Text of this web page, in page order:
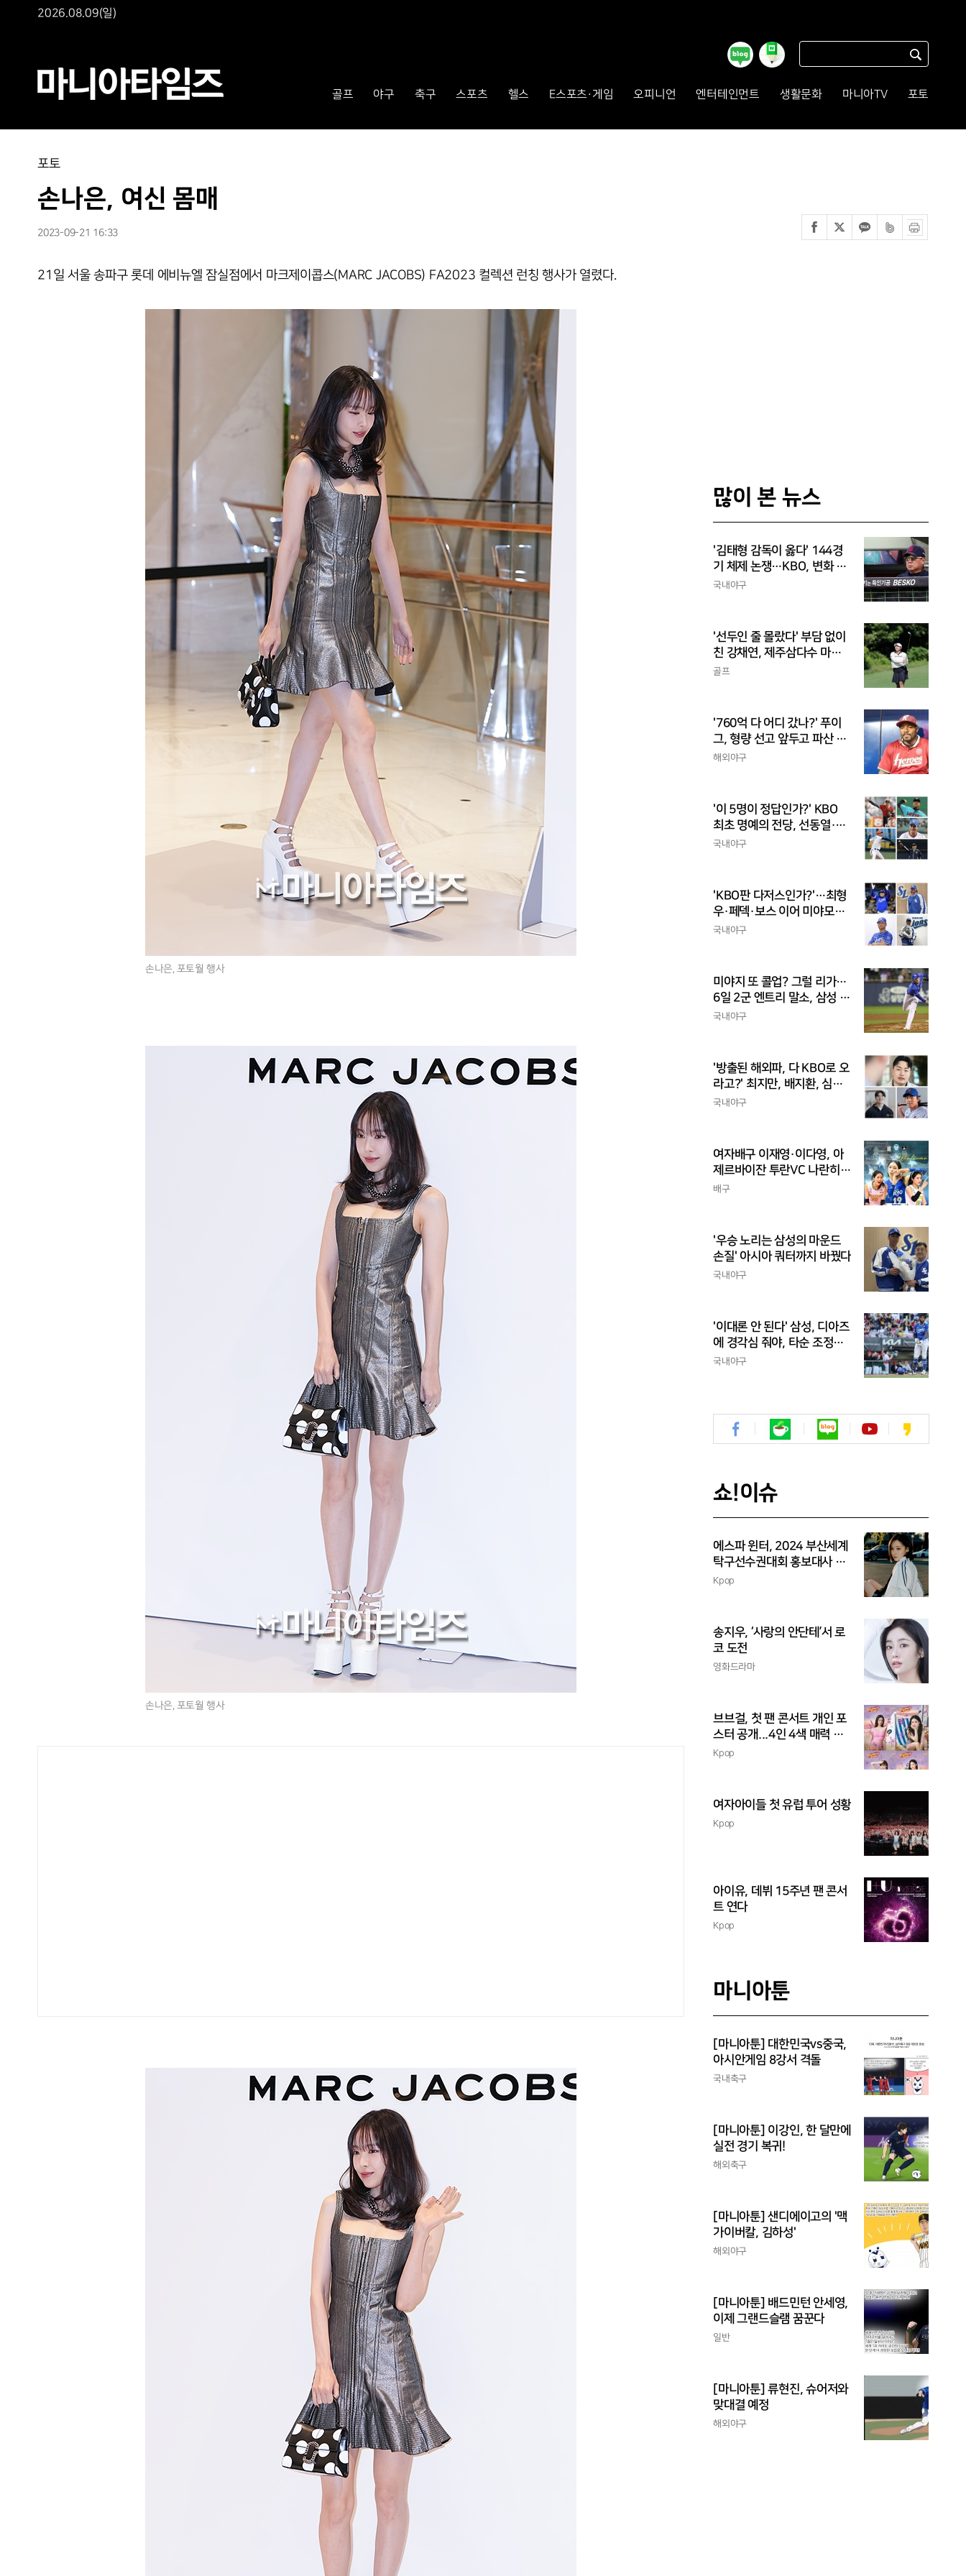
2026.08.09(일)
골프 야구 축구 스포츠 헬스 E스포츠·게임 오피니언 엔터테인먼트 생활문화 마니아TV 포토
포토
손나은, 여신 몸매
2023-09-21 16:33
21일 서울 송파구 롯데 에비뉴엘 잠실점에서 마크제이콥스(MARC JACOBS) FA2023 컬렉션 런칭 행사가 열렸다.
손나은, 포토월 행사
손나은, 포토월 행사
많이 본 뉴스
'김태형 감독이 옳다' 144경
기 체제 논쟁…KBO, 변화 고
민해야, 환경에 맞는 경기 수
국내야구
'선두인 줄 몰랐다' 부담 없이
친 강채연, 제주삼다수 마스
터스 2R 단독 선두
골프
'760억 다 어디 갔나?' 푸이
그, 형량 선고 앞두고 파산 신
청
해외야구
'이 5명이 정답인가?' KBO
최초 명예의 전당, 선동열·최
동원·이승엽·송진우·김응용
국내야구
'KBO판 다저스인가?'…최형
우·페덱·보스 이어 미야모리
까지, 삼성의 '스펙 만렙' 승부
국내야구
미야지 또 콜업? 그럴 리가…
6일 2군 엔트리 말소, 삼성 새
아시아쿼터 찾았나
국내야구
'방출된 해외파, 다 KBO로 오
라고?' 최지만, 배지환, 심준
석의 엇갈린 거취와 현실
국내야구
여자배구 이재영·이다영, 아
제르바이잔 투란VC 나란히
입단
배구
'우승 노리는 삼성의 마운드
손질' 아시아 쿼터까지 바꿨다
국내야구
'이대론 안 된다' 삼성, 디아즈
에 경각심 줘야, 타순 조정으
론 해결 안 돼...벤치 대기 등
국내야구
쇼!이슈
에스파 윈터, 2024 부산세계
탁구선수권대회 홍보대사 위
촉
Kpop
송지우, ‘사랑의 안단테’서 로
코 도전
영화드라마
브브걸, 첫 팬 콘서트 개인 포
스터 공개...4인 4색 매력 발
산
Kpop
여자아이들 첫 유럽 투어 성황
Kpop
아이유, 데뷔 15주년 팬 콘서
트 연다
Kpop
마니아툰
[마니아툰] 대한민국vs중국,
아시안게임 8강서 격돌
국내축구
[마니아툰] 이강인, 한 달만에
실전 경기 복귀!
해외축구
[마니아툰] 샌디에이고의 '맥
가이버칼, 김하성'
해외야구
[마니아툰] 배드민턴 안세영,
이제 그랜드슬램 꿈꾼다
일반
[마니아툰] 류현진, 슈어저와
맞대결 예정
해외야구